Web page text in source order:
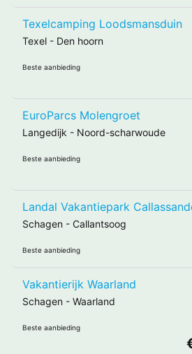
Texelcamping Loodsmansduin
Texel - Den hoorn
Beste aanbieding
EuroParcs Molengroet
Langedijk - Noord-scharwoude
Beste aanbieding
Landal Vakantiepark
Schagen - Callantsoog
Beste aanbieding
Vakantierijk Waarland
Schagen - Waarland
Beste aanbieding